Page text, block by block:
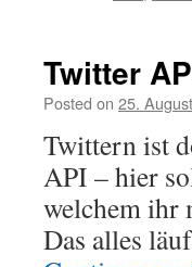
Twitter
Posted on 25.
Twittern ist
API – hier
welchem ihr
Das alles